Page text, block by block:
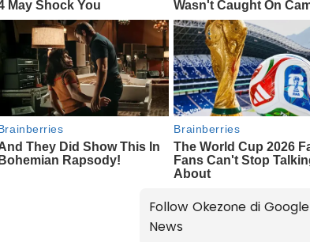
Follow Okezone di Google
News